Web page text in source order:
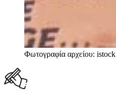
Φωτογραφία αρχείου: istock